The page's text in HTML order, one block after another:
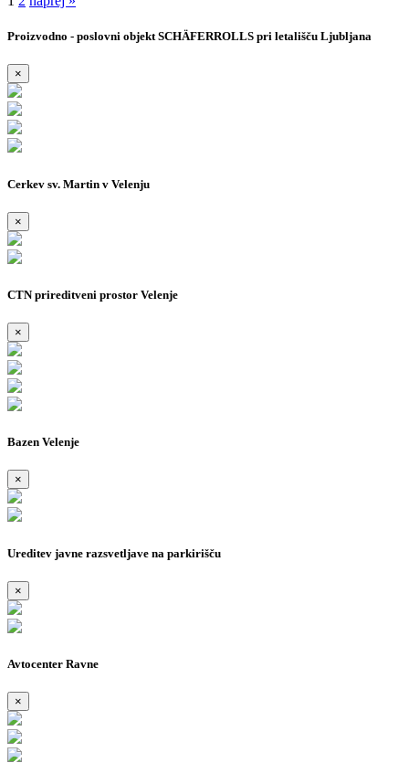
Proizvodno - poslovni objekt SCHÄFERROLLS pri letališču Ljubljana
×
Cerkev sv. Martin v Velenju
×
CTN prireditveni prostor Velenje
×
Bazen Velenje
×
Ureditev javne razsvetljave na parkirišču
×
Avtocenter Ravne
×